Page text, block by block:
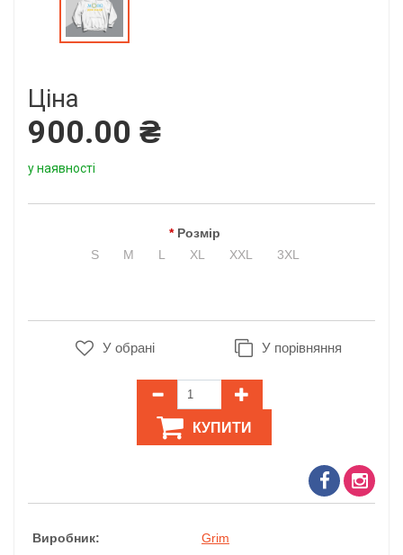
Ціна
900.00 ₴
у наявності
Розмір
S
M L XL XXL 3XL
У обрані У порівняння
КУПИТИ
Виробник: Grim